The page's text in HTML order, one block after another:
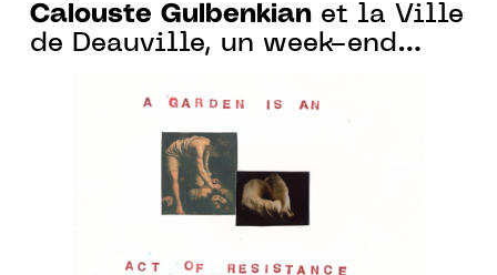
Calouste Gulbenkian et la Ville
de Deauville, un week-end
Gulbenkian, à Benerville-sur-